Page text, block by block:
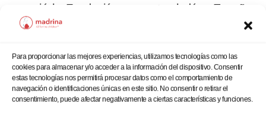
Para proporcionar las mejores experiencias, utilizamos tecnologías como las
cookies para almacenar y/o acceder a la información del dispositivo. Consentir
estas tecnologías nos permitirá procesar datos como el comportamiento de
navegación o identificaciones únicas en este sitio. No consentir o retirar el
consentimiento, puede afectar negativamente a ciertas características y funciones.
acogió la Fundación y que trasladó a España
desde zona de conflicto y campos de
a Madrid, todos ellos realojados en recursos de
la entidad, así como en más de 2.000 hogares
de acogida en toda España y especialmente